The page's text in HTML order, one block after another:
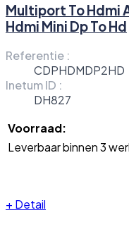
Multiport To Hdmi
Hdmi Mini Dp To Hd
Referentie :
CDPHDMDP2HD
Inetum ID :
DH827
Voorraad:
Leverbaar binnen 3
+ Detail